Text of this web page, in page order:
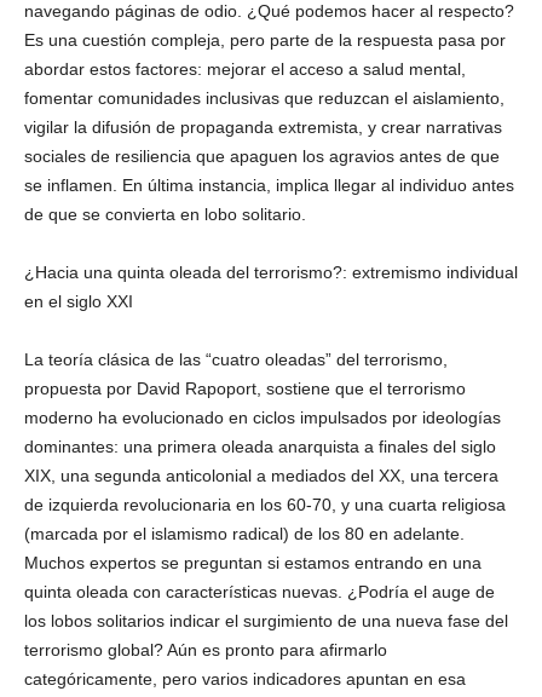
navegando páginas de odio. ¿Qué podemos hacer al respecto?
Es una cuestión compleja, pero parte de la respuesta pasa por
abordar estos factores: mejorar el acceso a salud mental,
fomentar comunidades inclusivas que reduzcan el aislamiento,
vigilar la difusión de propaganda extremista, y crear narrativas
sociales de resiliencia que apaguen los agravios antes de que
se inflamen. En última instancia, implica llegar al individuo antes
de que se convierta en lobo solitario.
¿Hacia una quinta oleada del terrorismo?: extremismo individual
en el siglo XXI
La teoría clásica de las “cuatro oleadas” del terrorismo,
propuesta por David Rapoport, sostiene que el terrorismo
moderno ha evolucionado en ciclos impulsados por ideologías
dominantes: una primera oleada anarquista a finales del siglo
XIX, una segunda anticolonial a mediados del XX, una tercera
de izquierda revolucionaria en los 60-70, y una cuarta religiosa
(marcada por el islamismo radical) de los 80 en adelante.
Muchos expertos se preguntan si estamos entrando en una
quinta oleada con características nuevas. ¿Podría el auge de
los lobos solitarios indicar el surgimiento de una nueva fase del
terrorismo global? Aún es pronto para afirmarlo
categóricamente, pero varios indicadores apuntan en esa